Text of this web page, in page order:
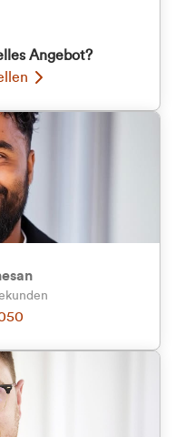
MwSt.)
MwSt.)
Angebot?